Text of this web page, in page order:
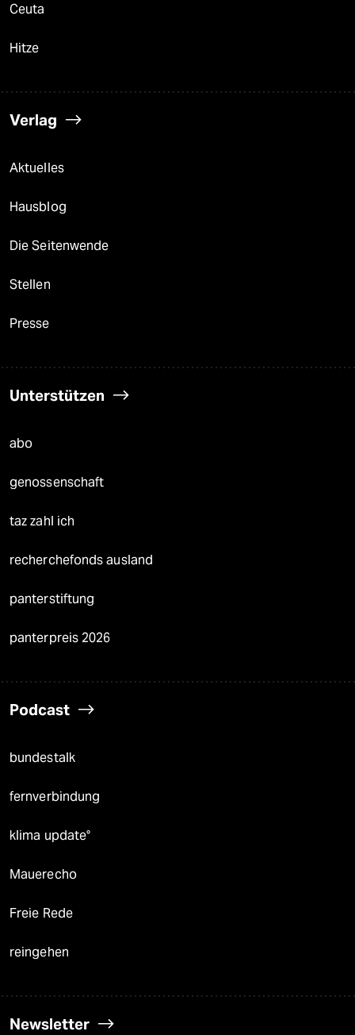
Ceuta
Hitze
Verlag
Aktuelles
Hausblog
Die Seitenwende
Stellen
Presse
Unterstützen
abo
genossenschaft
taz zahl ich
recherchefonds ausland
panterstiftung
panterpreis 2026
Podcast
bundestalk
fernverbindung
klima update°
Mauerecho
Freie Rede
reingehen
Newsletter